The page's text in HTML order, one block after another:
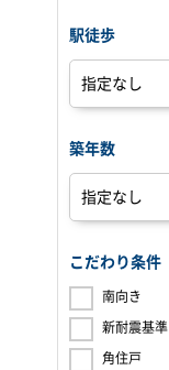
駅徒歩
築年数
こだわり条件
南向き
新耐震基準
角住戸